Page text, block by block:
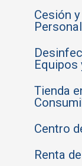
Cesión
Personal
Equipos
Tienda
Centro
Renta